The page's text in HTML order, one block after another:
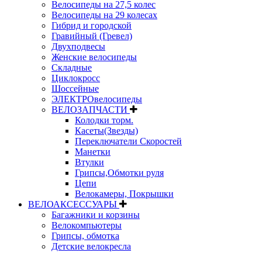
Велосипеды на 27,5 колес
Велосипеды на 29 колесах
Гибрид и городской
Гравийный (Гревел)
Двухподвесы
Женские велосипеды
Складные
Циклокросс
Шоссейные
ЭЛЕКТРОвелосипеды
ВЕЛОЗАПЧАСТИ
Колодки торм.
Касеты(Звезды)
Переключатели Скоростей
Манетки
Втулки
Грипсы,Обмотки руля
Цепи
Велокамеры, Покрышки
ВЕЛОАКСЕССУАРЫ
Багажники и корзины
Велокомпьютеры
Грипсы, обмотка
Детские велокресла